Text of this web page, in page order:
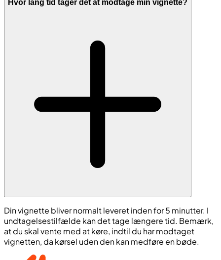
Hvor lang tid tager det at modtage min vignette?
Din vignette bliver normalt leveret inden for 5 minutter. I
undtagelsestilfælde kan det tage længere tid. Bemærk,
at du skal vente med at køre, indtil du har modtaget
vignetten, da kørsel uden den kan medføre en bøde.